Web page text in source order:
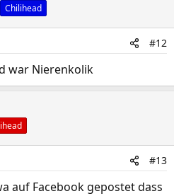
Chilihead
#12
war Nierenkolik
#13
auf Facebook gepostet dass